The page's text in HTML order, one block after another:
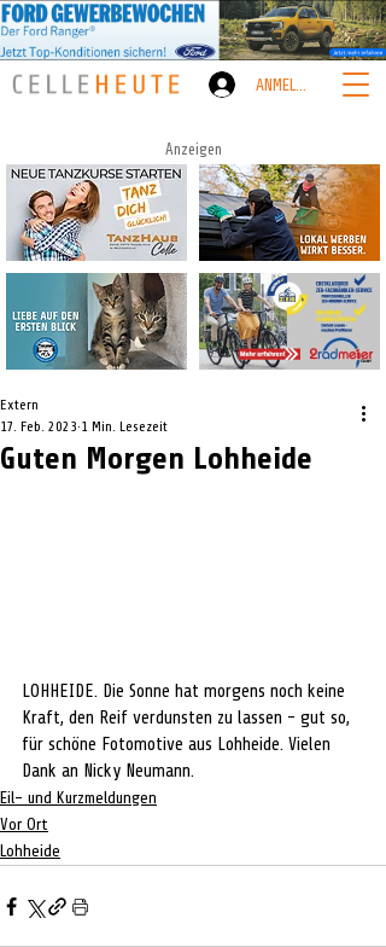
ANMELDEN
Anzeigen
Guten Morgen Lohheide
Extern
17. Feb. 2023 1 Min. Lesezeit
LOHHEIDE. Die Sonne hat morgens noch keine
Kraft, den Reif verdunsten zu lassen - gut so,
für schöne Fotomotive aus Lohheide. Vielen
Dank an Nicky Neumann.
Eil- und Kurzmeldungen
Vor Ort
Lohheide